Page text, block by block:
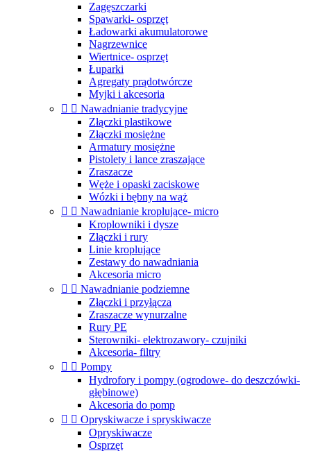
Zagęszczarki
Spawarki- osprzęt
Ładowarki akumulatorowe
Nagrzewnice
Wiertnice- osprzęt
Łuparki
Agregaty prądotwórcze
Myjki i akcesoria
  Nawadnianie tradycyjne
Złączki plastikowe
Złączki mosiężne
Armatury mosiężne
Pistolety i lance zraszające
Zraszacze
Węże i opaski zaciskowe
Wózki i bębny na wąż
  Nawadnianie kroplujące- micro
Kroplowniki i dysze
Złączki i rury
Linie kroplujące
Zestawy do nawadniania
Akcesoria micro
  Nawadnianie podziemne
Złączki i przyłącza
Zraszacze wynurzalne
Rury PE
Sterowniki- elektrozawory- czujniki
Akcesoria- filtry
  Pompy
Hydrofory i pompy (ogrodowe- do deszczówki-
głębinowe)
Akcesoria do pomp
  Opryskiwacze i spryskiwacze
Opryskiwacze
Osprzęt